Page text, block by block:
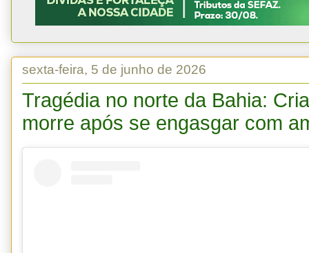
sexta-feira, 5 de junho de 2026
Tragédia no norte da Bahia:
morre após se engasgar com